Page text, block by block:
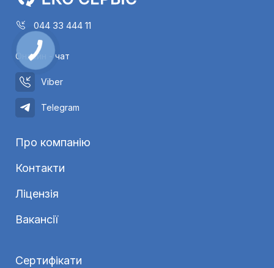
044 33 444 11
Онлайн - чат
Viber
Telegram
Про компанію
Контакти
Ліцензія
Вакансії
Сертифікати